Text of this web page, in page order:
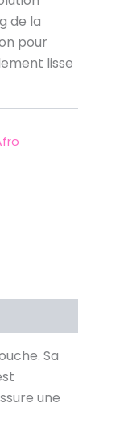
de la
pour
lisse
Sa
une